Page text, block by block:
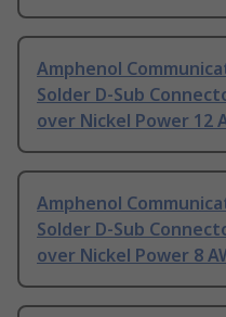
Amphenol
Solder D-Sub
over Nickel Power 12
Amphenol
Solder D-Sub
over Nickel Power 8